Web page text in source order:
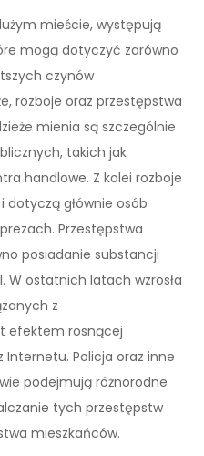
mieście, występują
mogą dotyczyć zarówno
czynów
rozboje oraz przestępstwa
mienia są szczególnie
takich jak
handlowe. Z kolei rozboje
głównie osób
Przestępstwa
posiadanie substancji
W ostatnich latach wzrosła
z
efektem rosnącej
Policja oraz inne
podejmują różnorodne
tych przestępstw
mieszkańców.